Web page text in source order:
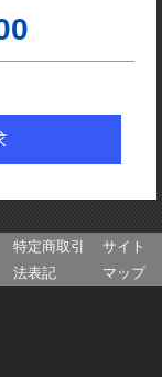
特定商取引
法表記
サイト
マップ